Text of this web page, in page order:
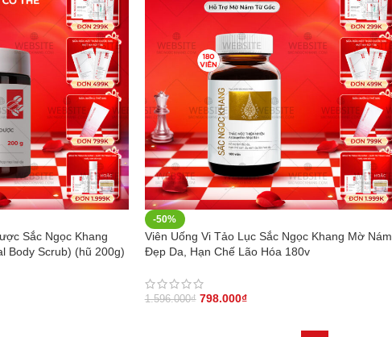
Sắc Ngọc Khang
Body Scrub) (hũ 200g)
-50%
Viên Uống Vi Tảo Lục Sắc Ngọc Khang Mờ Nám,
Đẹp Da, Hạn Chế Lão Hóa 180v
1.596.000₫ 798.000₫